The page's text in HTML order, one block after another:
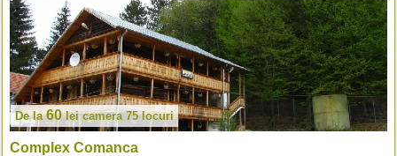
De la60lei camera 75 locuri
Complex Comanca